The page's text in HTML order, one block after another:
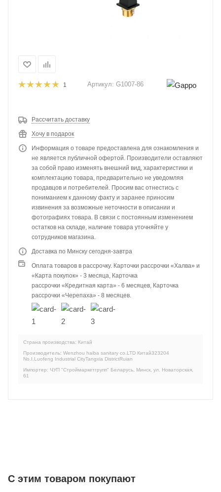
1 Артикул: G1007-86
Рассчитать доставку
Хочу в подарок
Информация о товаре предоставлена для ознакомления и
не является публичной офертой. Производители оставляют
за собой право изменять внешний вид, характеристики и
комплектацию товара, предварительно не уведомляя
продавцов и потребителей. Просим вас отнестись с
пониманием к данному факту и заранее приносим
извинения за возможные неточности в описании и
фотографиях товара. В связи с постоянным изменением
остатков на складе, наличие товара уточняйте у
сотрудников магазина.
Доставка по Минску сегодня-завтра
Оплата товаров в рассрочку. Карточки рассрочки «Халва» и
«Карта покупок» - 3 месяца, Карточка
рассрочки «Кредитная карта» - 6 месяцев, Карточка
рассрочки «Черепаха» - 8 месяцев.
Страна производства: Китай
Производитель: Wenzhou haiba sanitary co.LTD Китай323204
No.I.Luofeng Industrial CityTangxia DistrictRuian
Импортер: ЧУП "Строймаркетгрупп" Беларусь, Минск, ул. Новаторская,
61
C этим товаром покупают